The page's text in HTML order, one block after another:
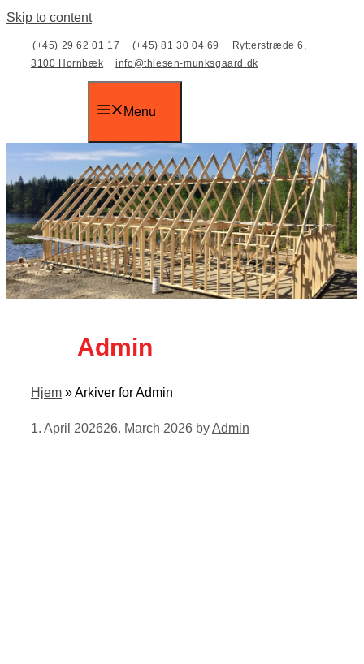
Skip to content
(+45) 29 62 01 17 (+45) 81 30 04 69
Rytterstræde 6,
3100 Hornbæk
info@thiesen-munksgaard.dk
Menu
Admin
Hjem »Arkiver for Admin
1. April 202626. March 2026 byAdmin